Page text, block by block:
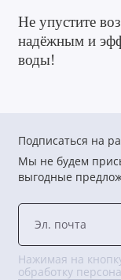
Не упустите
надёжным и
воды!
Подписаться на
Мы не будем
выгодные
Нажимая на
обработку